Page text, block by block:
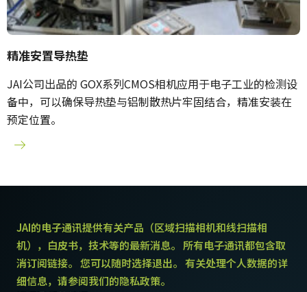
精准安置导热垫
JAI公司出品的 GOX系列CMOS相机应用于电子工业的检测设
备中，可以确保导热垫与铝制散热片牢固结合，精准安装在
预定位置。
JAI的电子通讯提供有关产品（区域扫描相机和线扫描相
机），白皮书，技术等的最新消息。 所有电子通讯都包含取
消订阅链接。 您可以随时选择退出。 有关处理个人数据的详
细信息，请参阅我们的隐私政策。